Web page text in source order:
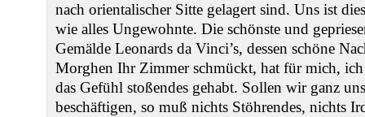
nach orientalischer Sitte gelagert sind. Uns ist
wie alles Ungewohnte. Die schönste und
Gemälde Leonards da Vinci’s, dessen schöne
Morghen Ihr Zimmer schmückt, hat für mich, ich
das Gefühl stoßendes gehabt. Sollen wir ganz
beschäftigen, so muß nichts Stöhrendes, nichts